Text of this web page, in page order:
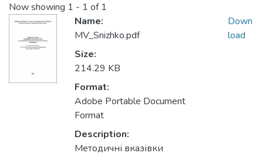
Now showing 1 - 1 of 1
Name:
MV_Snizhko.pdf
Size:
214.29 KB
Format:
Adobe Portable Document
Format
Description:
Методичні вказівки
Down
load